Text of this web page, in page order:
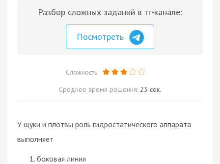
Разбор сложных заданий в тг-канале:
Посмотреть
Сложность:
Среднее время решения: 23 сек.
У щуки и плотвы роль гидростатического аппарата
выполняет
боковая линия